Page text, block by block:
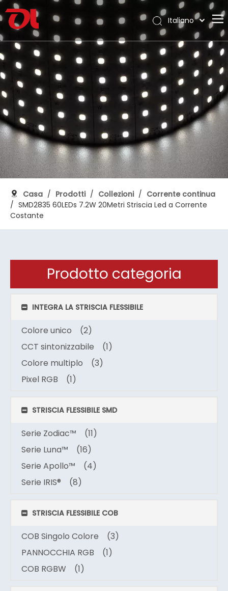
Casa
Chi siamo
Prodotti
Applicazione
Supporto
Scarica
Blog
Contatto
Italiano
العربية
Français
Pусский
Español
Português
Deutsch
日本語
한국어
Nederlands
Casa / Prodotti / Collezioni / Corrente continua
/ SMD2835 60LEDs 7.2W 20Metri Striscia Led a Corrente
Costante
Prodotto categoria
INTEGRA LA STRISCIA FLESSIBILE
Colore unico
(2)
CCT sintonizzabile
(1)
Colore multiplo
(3)
Pixel RGB
(1)
STRISCIA FLESSIBILE SMD
Serie Zodiac™
(11)
Serie Luna™
(16)
Serie Apollo™
(4)
Serie IRIS®
(8)
STRISCIA FLESSIBILE COB
COB Singolo Colore
(3)
PANNOCCHIA RGB
(1)
COB RGBW
(1)